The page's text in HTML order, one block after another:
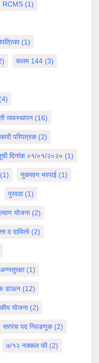
RCMS (1)
(1)
कलम 144 (3)
व्यवस्थापन (16)
परिपत्रक(2)
दिनांक ०१/०१/२०२० (1)
(1) नुकसान भरपाई (1)
पुरवठा(1)
योजना(2)
व दायित्वे (2)
(1)
डाऊन (12)
योजना(2)
सरपंच पद निवडणूक(2)
७/१२ नक्कल फी(2)